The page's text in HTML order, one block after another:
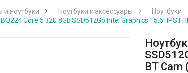
и ноутбуки Ноутбуки и аксессуары
Ноутбуки
Core 5 320 8Gb SSD512Gb Intel Graphics 15.6" IPS
BT